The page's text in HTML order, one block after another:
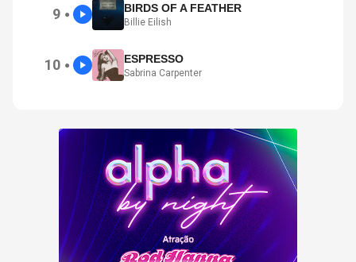
9 ● BIRDS OF A FEATHER
Billie Eilish
10 ● ESPRESSO
Sabrina Carpenter